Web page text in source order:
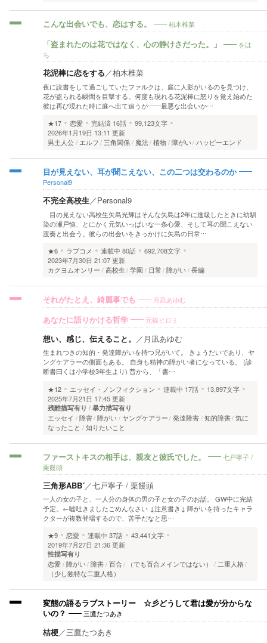
こんな出会いでも、恋はする。 柏木椎菜
「盗まれたのは花ではなく、心の静けさだった。」
をは
ち
花泥棒に恋をする／柏木椎菜
夜に読書をして過ごしていたファルクは、庭に人影がいるのを見つけ、
花が盗られる瞬間を目撃する。何度も現れる花泥棒に怒りを覚え始めた
彼は再び現れた時に庭へ出て追うが――最悪な出会いか…
★17
恋愛 完結済 16話
99,123文字
2026年1月19日 13:11 更新
男主人公
エルフ 三角関係 魔法 植物 障がい ハッピーエンド
目が見えない、耳が聞こえない、この二つは交わるのか
Personal9
不完全高校生／Personal9
目の見えない高校生矢島光輝はそんな矢島は2年に進級したときに幼馴
染の瀬戸慎、とにかく元気いっぱいな一条心愛、そして耳の聞こえない
渡奏と出会う。彼らの出会いをきっかけに矢島の日常…
★6
ラブコメ 連載中 80話
692,708文字
2023年7月30日 21:07 更新
カクヨムオンリー
高校生 学園 日常 障がい 長編
それがたとえ、綺麗事でも 月凪あゆむ
あなたに語りかける哲学 元橋ヒロミ
想い、感じ、伝えること。 ／ 月凪あゆむ
生まれつきの知的・発達障がいを持つ兄がいて。 きょうだいであり、ヤ
ングケアラーの側面もある。 自身も精神の障がい者になっている。 (診
断書曰くは小学校3年生より) 昔から、「書…
★12
エッセイ・ノンフィクション 連載中 17話
13,897文字
2025年7月21日 17:45 更新
残酷描写有り 暴力描写有り
エッセイ 障害 障がい ヤングケアラー 発達障害 知的障害 気に
なったこと
知りたいこと
ファーストキスの相手は、親友と彼氏でした。
七戸寧子 /
栗饅頭
三角形ABB´／七戸寧子 / 栗饅頭
一人の女の子と、一人分の身体の男の子と女の子のお話。 GW中に完結
予定。←嘘吐きましたごめんなさい ↓注意書き↓ 障がいを持ったキャラ
クターが複数登場するので、苦手だなと思…
★9
恋愛 連載中 37話
43,441文字
2019年7月27日 21:36 更新
性描写有り
恋愛 障がい 障害 百合 （でも百合メインではない）
二重人格
（少し独特な二重人格）
変態の語るラブストーリー ☆彡どうして君は愛が分からな
いの？
三鷹たつあき
桔梗／三鷹たつあき